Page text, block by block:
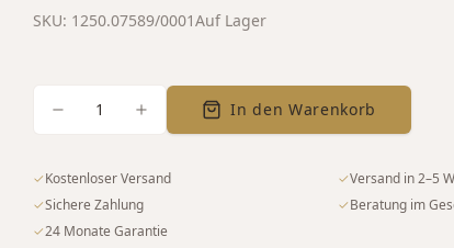
SKU: 1250.07589/0001Auf Lager
1 In den Warenkorb
✓Kostenloser Versand ✓Versand in 2–5
✓Sichere Zahlung ✓Beratung im
✓24 Monate Garantie